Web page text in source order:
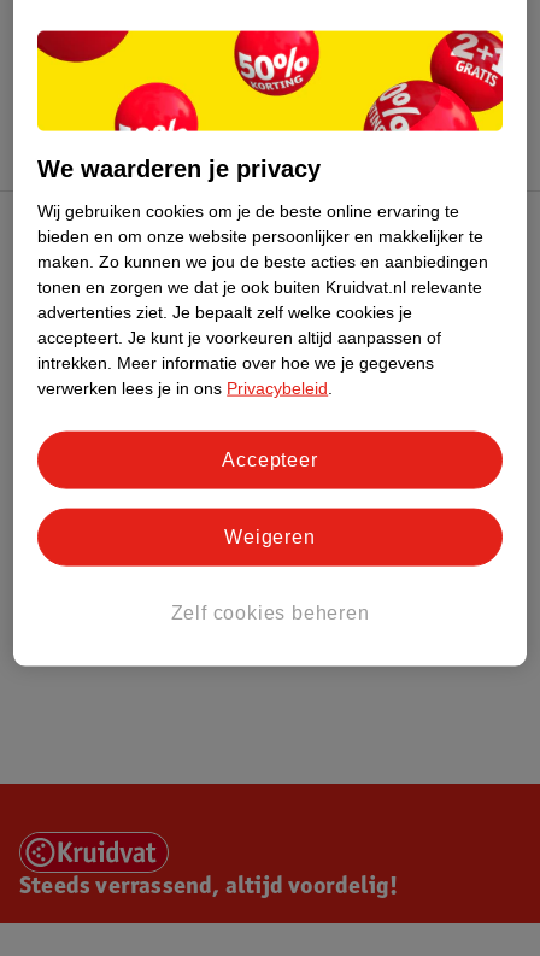
augustus 2026.
Kruidvat Club
Klantenservice
Over Kruidvat
Steeds verrassend, altijd voordelig!
We waarderen je privacy
Wij gebruiken cookies om je de beste online ervaring te
bieden en om onze website persoonlijker en makkelijker te
maken. Zo kunnen we jou de beste acties en aanbiedingen
tonen en zorgen we dat je ook buiten Kruidvat.nl relevante
advertenties ziet. Je bepaalt zelf welke cookies je
accepteert. Je kunt je voorkeuren altijd aanpassen of
intrekken.
Meer informatie over hoe we je gegevens
verwerken lees je in ons Privacybeleid
Zelf cookies beheren
Weigeren
Accepteer